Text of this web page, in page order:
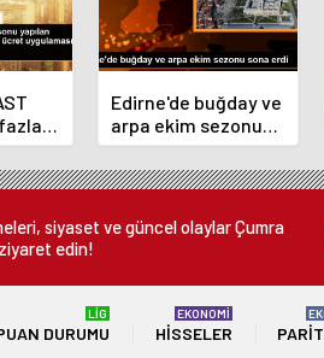
Edirne'de buğday ve
arpa ekim sezonu
sona erdi
siyaset ve güncel olaylar Çumra
edin!
DURUMU
LİG
HISSELER
EKONOMİ